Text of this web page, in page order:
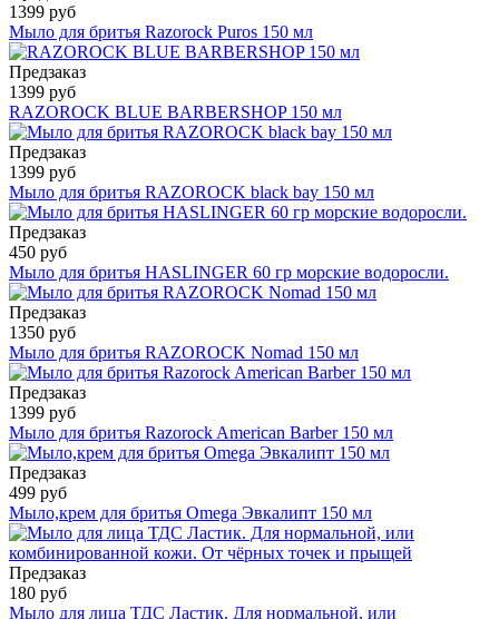
1399 руб
Мыло для бритья Razorock Puros 150 мл
Предзаказ
1399 руб
RAZOROCK BLUE BARBERSHOP 150 мл
Предзаказ
1399 руб
Мыло для бритья RAZOROCK black bay 150 мл
Предзаказ
450 руб
Мыло для бритья HASLINGER 60 гр морские водоросли.
Предзаказ
1350 руб
Мыло для бритья RAZOROCK Nomad 150 мл
Предзаказ
1399 руб
Мыло для бритья Razorock American Barber 150 мл
Предзаказ
499 руб
Мыло,крем для бритья Omega Эвкалипт 150 мл
Предзаказ
180 руб
Мыло для лица ТДС Ластик. Для нормальной, или